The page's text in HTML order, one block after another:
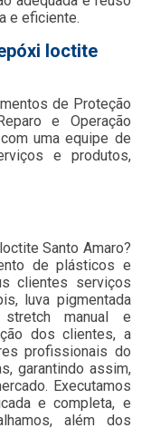
e eficiente.
loctite
de Proteção
e Operação
uma equipe de
e produtos,
Santo Amaro?
de plásticos e
clientes serviços
luva pigmentada
manual e
dos clientes, a
profissionais do
garantindo assim,
Executamos
e completa, e
além dos